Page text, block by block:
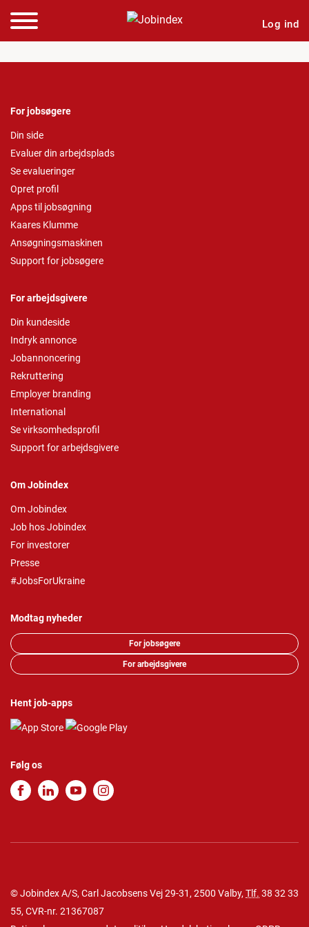
Log ind
For jobsøgere
Din side
Evaluer din arbejdsplads
Se evalueringer
Opret profil
Apps til jobsøgning
Kaares Klumme
Ansøgningsmaskinen
Support for jobsøgere
For arbejdsgivere
Din kundeside
Indryk annonce
Jobannoncering
Rekruttering
Employer branding
International
Se virksomhedsprofil
Support for arbejdsgivere
Om Jobindex
Om Jobindex
Job hos Jobindex
For investorer
Presse
#JobsForUkraine
Modtag nyheder
For jobsøgere
For arbejdsgivere
Hent job-apps
Følg os
© Jobindex A/S, Carl Jacobsens Vej 29-31, 2500 Valby, Tlf. 38 32 33
55, CVR-nr. 21367087